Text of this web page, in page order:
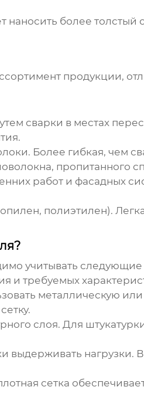
наносить более толстый
продукции,
сварки в местах
Более гибкая, чем
пропитанного
работ и фасадных
полиэтилен).
учитывать
и требуемых
металлическую или
слоя. Для
выдерживать нагрузки.
сетка